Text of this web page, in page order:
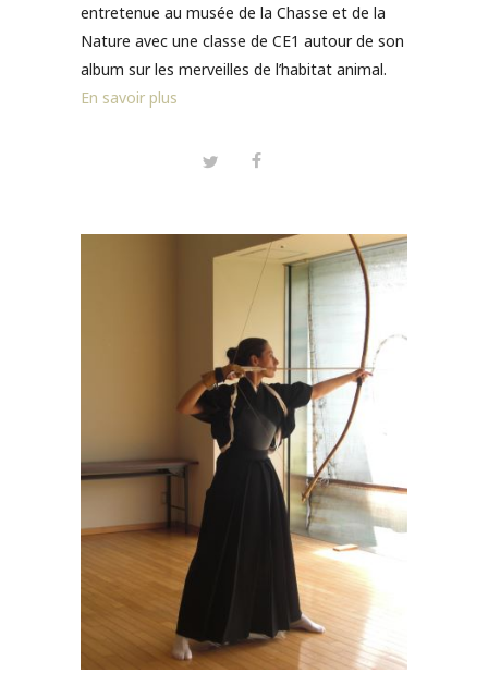
entretenue au musée de la Chasse et de la
Nature avec une classe de CE1 autour de son
album sur les merveilles de l’habitat animal.
En savoir plus